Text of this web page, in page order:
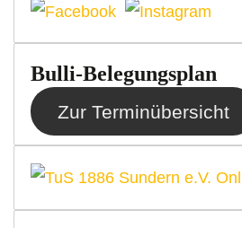
Bulli-Belegungsplan
Zur Terminübersicht